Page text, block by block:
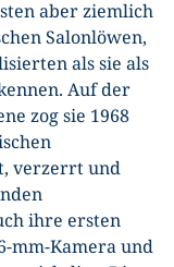
aber ziemlich
Salonlöwen,
als sie als
Auf der
zog sie 1968
verzerrt und
ihre ersten
mm-Kamera und